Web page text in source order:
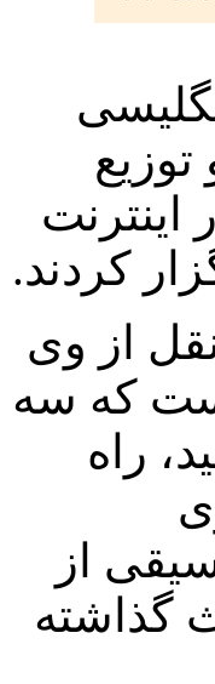
توزیع
اینترنت
کردند.
از وی
که سه
راه
از
گذاشته